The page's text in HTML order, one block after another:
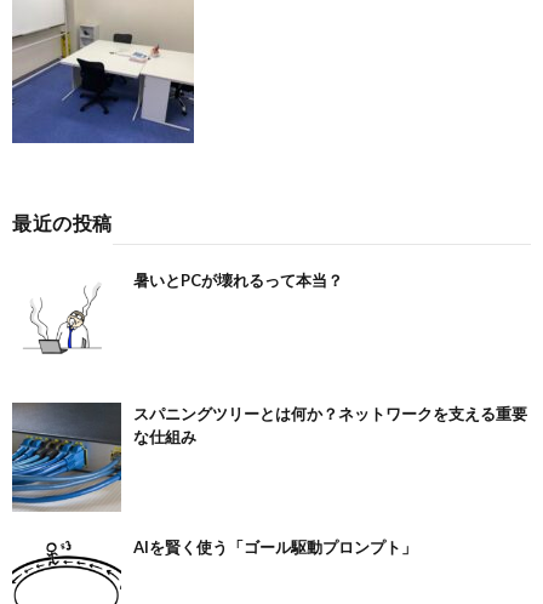
最近の投稿
暑いとPCが壊れるって本当？
スパニングツリーとは何か？ネットワークを支える重要
な仕組み
AIを賢く使う「ゴール駆動プロンプト」